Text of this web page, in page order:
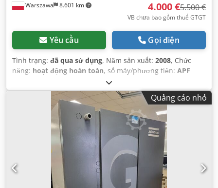
Warszawa 8.601 km 4.000 €5.500 €
VB chưa bao gồm thuế GTGT
Yêu cầu Gọi điện
Tình trạng: đã qua sử dụng, Năm sản xuất: 2008, Chức
năng: hoạt động hoàn toàn, số máy/phương tiện: APF
, trọng lượng tổng cộng:
2.900 mm, tổng chiều rộng:1.450 mm, tổng chiều cao:
, yêu cầu không gian chiều dài: 3.000 mm, chiều
rộng yêu cầu:
1.600 mm , nhà sản xuất động cơ:
điện
Quảng cáo nhỏ